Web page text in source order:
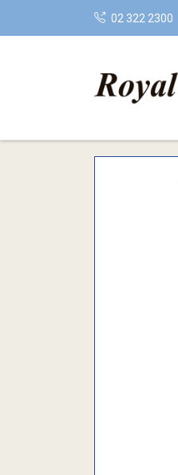
02 322 2300